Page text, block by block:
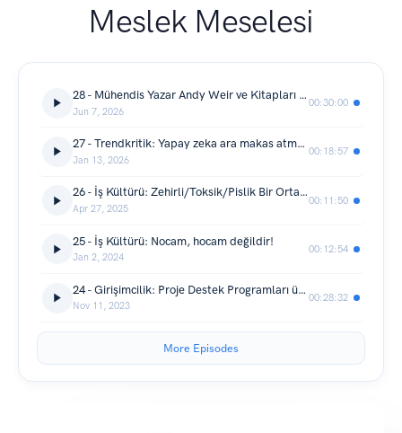
Meslek Meselesi
28 - Mühendis Yazar Andy Weir ve Kitapları Üzerine (2 Bölüm Birlikte)
Jun 7, 2026
00:30:00
27 - Trendkritik: Yapay zeka ara makas atmaya geliyor
Jan 13, 2026
00:18:57
26 - İş Kültürü: Zehirli/Toksik/Pislik Bir Ortamdan Nasıl Kurtulamayız!
Apr 27, 2025
00:11:50
25 - İş Kültürü: Nocam, hocam değildir!
Jan 2, 2024
00:12:54
24 - Girişimcilik: Proje Destek Programları üzerine notlar
Nov 11, 2023
00:28:32
More Episodes